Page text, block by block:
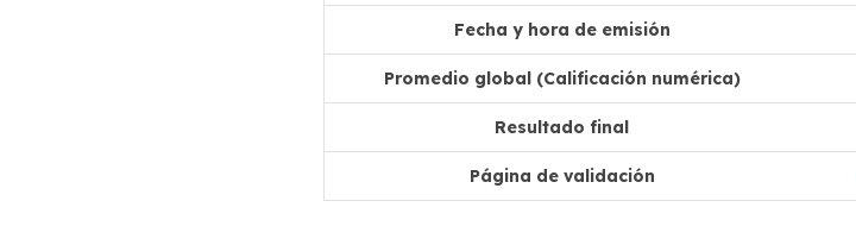
Fecha y hora de emisión
Promedio global (Calificación numérica)
Resultado final
Página de validación